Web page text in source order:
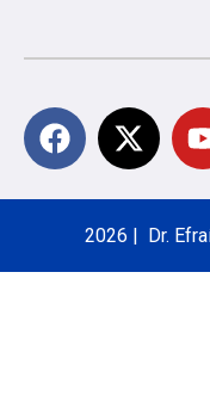
2026 | Dr.